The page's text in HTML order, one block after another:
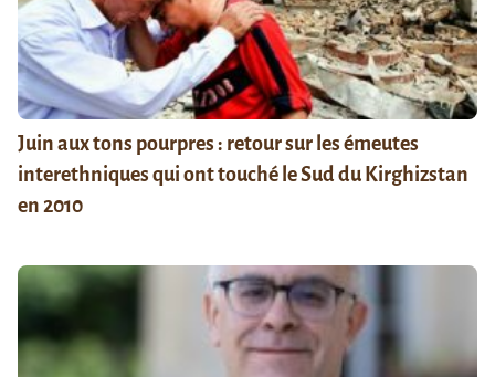
Juin aux tons pourpres : retour sur les émeutes
interethniques qui ont touché le Sud du Kirghizstan
en 2010